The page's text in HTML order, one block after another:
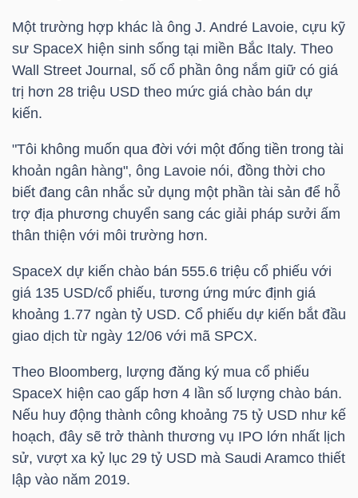
Một trường hợp khác là ông J. André Lavoie, cựu kỹ
sư SpaceX hiện sinh sống tại miền Bắc Italy. Theo
Wall Street Journal, số cổ phần ông nắm giữ có giá
trị hơn 28 triệu USD theo mức giá chào bán dự
kiến.
"Tôi không muốn qua đời với một đống tiền trong tài
khoản ngân hàng", ông Lavoie nói, đồng thời cho
biết đang cân nhắc sử dụng một phần tài sản để hỗ
trợ địa phương chuyển sang các giải pháp sưởi ấm
thân thiện với môi trường hơn.
SpaceX dự kiến chào bán 555.6 triệu cổ phiếu với
giá 135 USD/cổ phiếu, tương ứng mức định giá
khoảng 1.77 ngàn tỷ USD. Cổ phiếu dự kiến bắt đầu
giao dịch từ ngày 12/06 với mã SPCX.
Theo Bloomberg, lượng đăng ký mua cổ phiếu
SpaceX hiện cao gấp hơn 4 lần số lượng chào bán.
Nếu huy động thành công khoảng 75 tỷ USD như kế
hoạch, đây sẽ trở thành thương vụ IPO lớn nhất lịch
sử, vượt xa kỷ lục 29 tỷ USD mà Saudi Aramco thiết
lập vào năm 2019.
VĨ
NGÀNH
DOANH
NGHIỆP
CỔ
PHIẾU
PHÁI